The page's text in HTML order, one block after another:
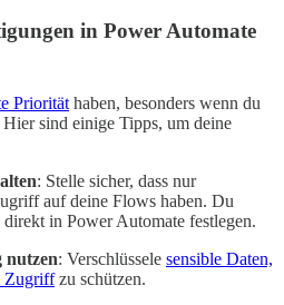
in Power Automate
Priorität haben, besonders wenn du
sind einige Tipps, um deine
: Stelle sicher, dass nur
auf deine Flows haben. Du
in Power Automate festlegen.
nutzen: Verschlüssele sensible Daten,
Zugriffzu schützen.